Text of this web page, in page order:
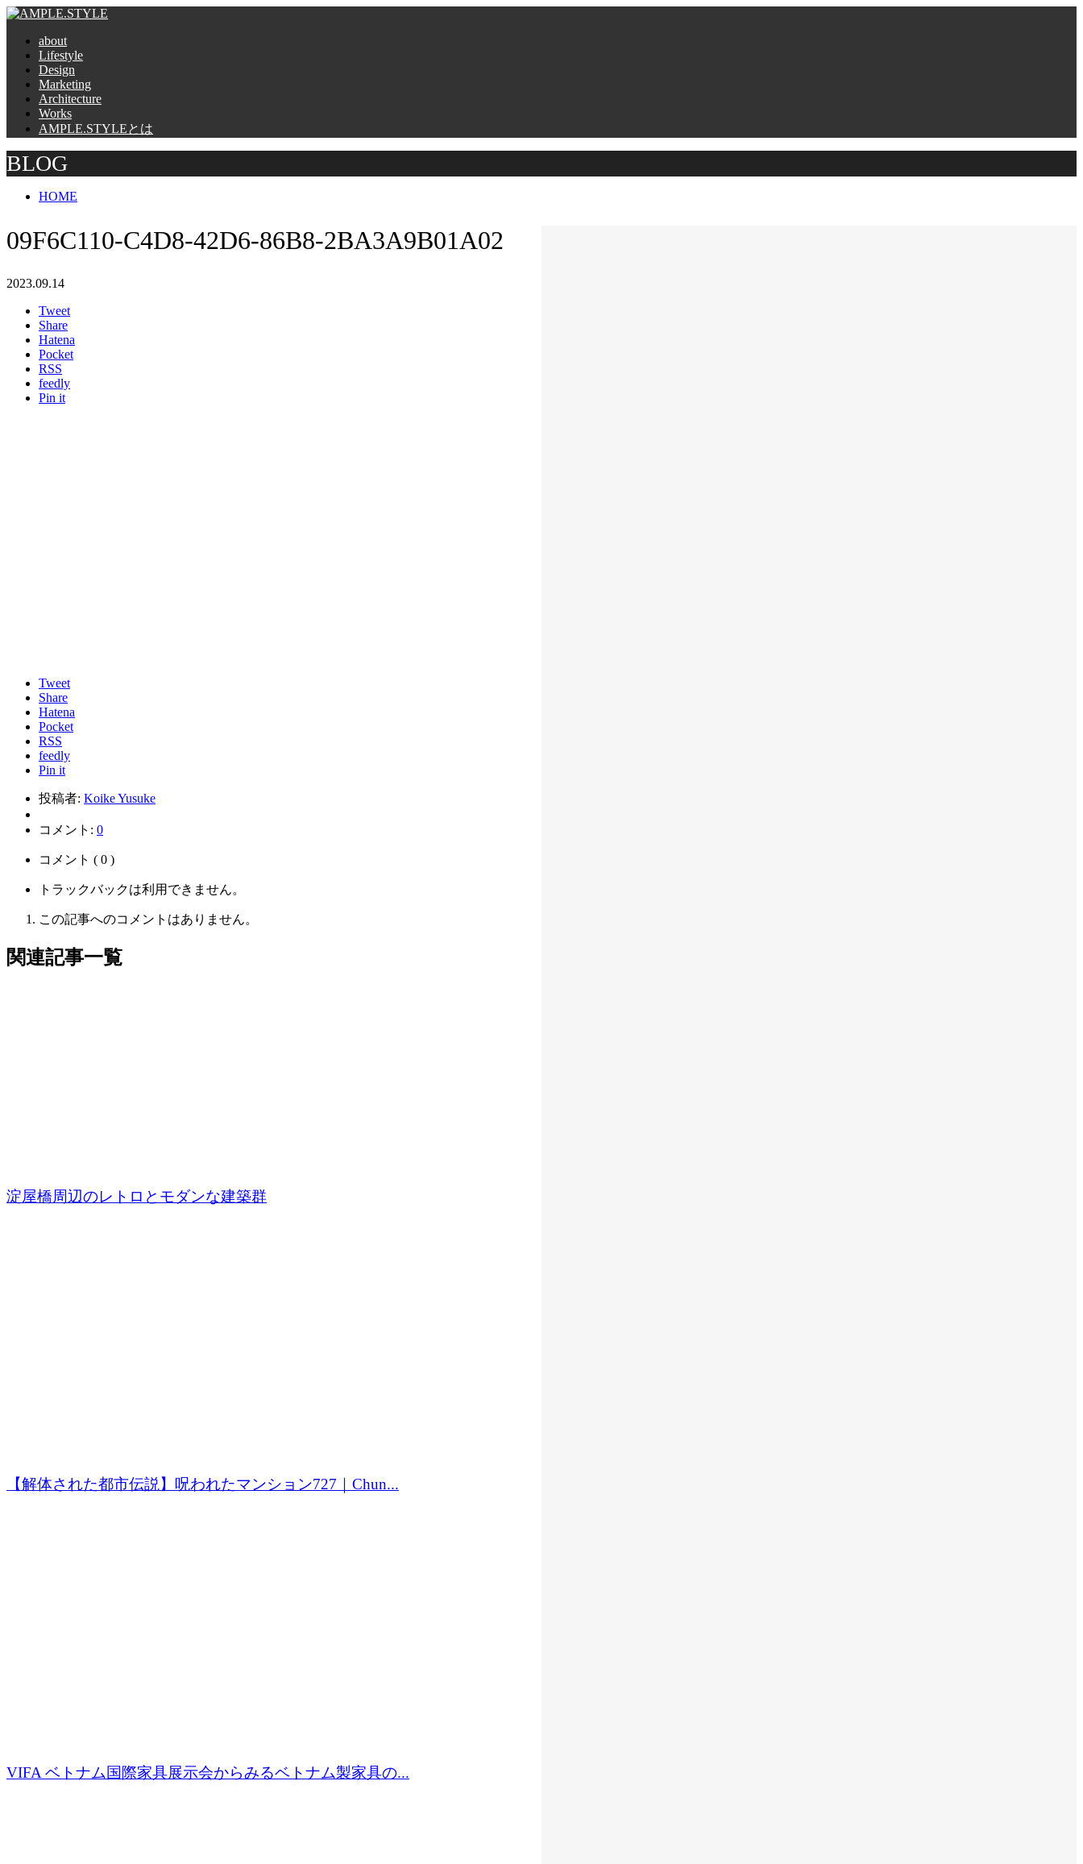
about
Lifestyle
Design
Marketing
Architecture
Works
AMPLE.STYLEとは
BLOG
HOME
09F6C110-C4D8-42D6-86B8-2BA3A9B01A02
2023.09.14
Tweet
Share
Hatena
Pocket
RSS
feedly
Pin it
Tweet
Share
Hatena
Pocket
RSS
feedly
Pin it
投稿者: Koike Yusuke
コメント: 0
コメント ( 0 )
トラックバックは利用できません。
この記事へのコメントはありません。
関連記事一覧
淀屋橋周辺のレトロとモダンな建築群
【解体された都市伝説】呪われたマンション727｜Chun...
VIFA ベトナム国際家具展示会からみるベトナム製家具の...